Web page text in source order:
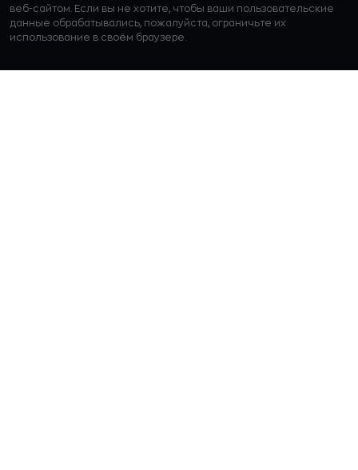
веб-сайтом. Если вы не хотите, чтобы ваши пользовательские
данные обрабатывались, пожалуйста, ограничьте их
использование в своём браузере.